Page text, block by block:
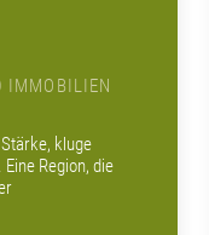
IMMOBILIEN
kluge
Region, die